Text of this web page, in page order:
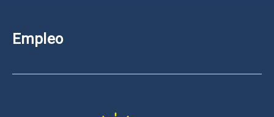
Empleo